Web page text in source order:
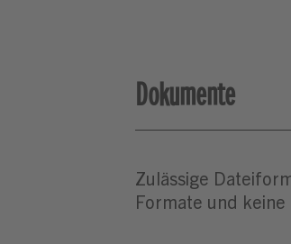
Dokumente
Zulässige
Formate und